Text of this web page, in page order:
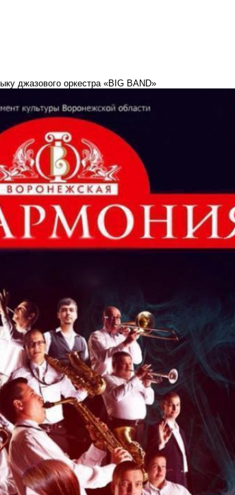
джазового оркестра «BIG BAND»